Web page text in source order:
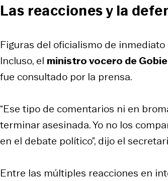
Las reacciones y la
Figuras del oficialismo de
Incluso, el ministro vocero de
fue consultado por la prensa.
“Ese tipo de comentarios ni en
terminar asesinada. Yo no los
en el debate político”, dijo el
Entre las múltiples reacciones en